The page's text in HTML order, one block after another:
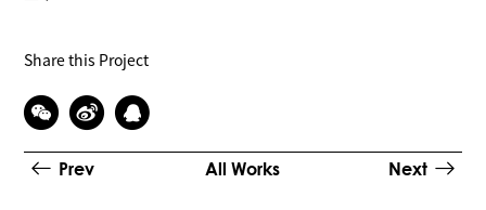
Share this Project
Prev All Works Next